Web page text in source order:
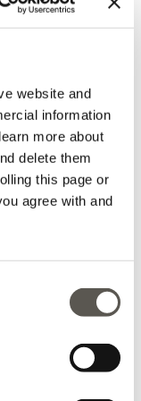
website and
information
more about
delete them
this page or
agree with and
aus Leinen